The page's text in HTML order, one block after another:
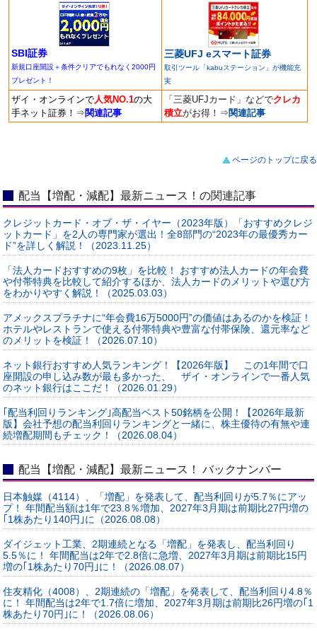
SBI証券
新規口座開設＋条件クリアでもれなく2000円
プレゼント！
三菱UFJ eスマート証券
取引ツール「kabuステーション」が機能充
実
ザイ・オンラインで 人気NO.1の大
手ネット証券！ ⇒関連記事
「三菱UFJカード」などでクレカ
積立がお得！ ⇒関連記事
ページのトップに戻る
配当【増配・減配】最新ニュース！の関連記事
クレジットカード・オブ・ザ・イヤー（2023年版）「おすすめクレジ
ットカード」を2人の専門家が選出！全8部門の“2023年の最優秀カー
ド”を詳しく解説！（2023.11.25）
「法人カードおすすめの9枚」を比較！ おすすめ法人カードの年会費
や付帯特典を比較して紹介するほか、法人カードのメリットや選び方
をわかりやすく解説！（2025.03.03）
アメックスプラチナに“年会費16万5000円”の価値はあるのかを検証！
ホテルやレストランで使える付帯特典や豊富な付帯保険、還元率など
のメリットを検証！（2026.07.10）
ネット銀行おすすめ人気ランキング！【2026年版】 この1年間で口
座開設の申し込み数が最も多かった、 ザイ・オンラインで一番人気
のネット銀行はここだ！（2026.01.29）
｢配当利回りランキング｣高配当ベスト50銘柄を公開！【2026年最新
版】会社予想の配当利回りランキングと一緒に、株主優待の有無や連
続増配期間もチェック！（2026.08.04）
配当【増配・減配】最新ニュース！ バックナンバー
日本触媒（4114）、「増配」を発表して、配当利回りが5.7％にアッ
プ！ 年間配当額は1年で23.8％増加、2027年3月期は前期比27円増の
｢1株あたり140円｣に（2026.08.08）
ダイジェット工業、2期連続となる「増配」を発表し、配当利回り
5.5％に！ 年間配当は2年で2.8倍に急増、2027年3月期は前期比15円
増の｢1株あたり70円｣に！（2026.08.07）
住友精化（4008）、2期連続の「増配」を発表して、配当利回り4.8％
に！ 年間配当は2年で1.7倍に増加、2027年3月期は前期比26円増の｢1
株あたり70円｣に！（2026.08.06）